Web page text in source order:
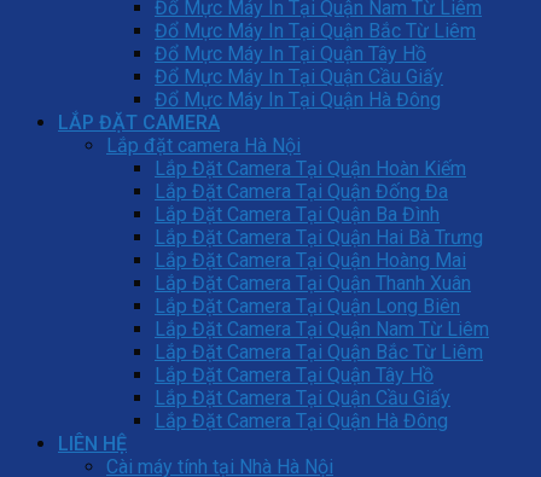
Đổ Mực Máy In Tại Quận Nam Từ Liêm
Đổ Mực Máy In Tại Quận Bắc Từ Liêm
Đổ Mực Máy In Tại Quận Tây Hồ
Đổ Mực Máy In Tại Quận Cầu Giấy
Đổ Mực Máy In Tại Quận Hà Đông
LẮP ĐẶT CAMERA
Lắp đặt camera Hà Nội
Lắp Đặt Camera Tại Quận Hoàn Kiếm
Lắp Đặt Camera Tại Quận Đống Đa
Lắp Đặt Camera Tại Quận Ba Đình
Lắp Đặt Camera Tại Quận Hai Bà Trưng
Lắp Đặt Camera Tại Quận Hoàng Mai
Lắp Đặt Camera Tại Quận Thanh Xuân
Lắp Đặt Camera Tại Quận Long Biên
Lắp Đặt Camera Tại Quận Nam Từ Liêm
Lắp Đặt Camera Tại Quận Bắc Từ Liêm
Lắp Đặt Camera Tại Quận Tây Hồ
Lắp Đặt Camera Tại Quận Cầu Giấy
Lắp Đặt Camera Tại Quận Hà Đông
LIÊN HỆ
Cài máy tính tại Nhà Hà Nội